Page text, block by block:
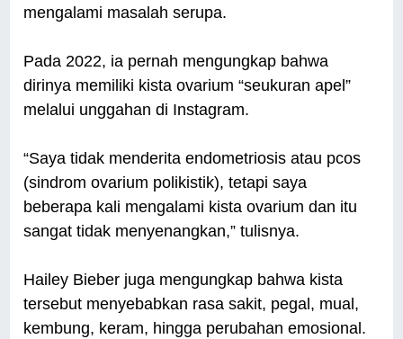
mengalami masalah serupa.
Pada 2022, ia pernah mengungkap bahwa
dirinya memiliki kista ovarium “seukuran apel”
melalui unggahan di Instagram.
“Saya tidak menderita endometriosis atau pcos
(sindrom ovarium polikistik), tetapi saya
beberapa kali mengalami kista ovarium dan itu
sangat tidak menyenangkan,” tulisnya.
Hailey Bieber juga mengungkap bahwa kista
tersebut menyebabkan rasa sakit, pegal, mual,
kembung, keram, hingga perubahan emosional.